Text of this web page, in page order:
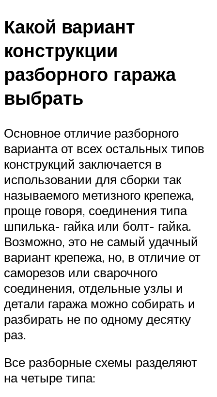
Какой вариант
конструкции
разборного гаража
выбрать
Основное отличие разборного
варианта от всех остальных типов
конструкций заключается в
использовании для сборки так
называемого метизного крепежа,
проще говоря, соединения типа
шпилька- гайка или болт- гайка.
Возможно, это не самый удачный
вариант крепежа, но, в отличие от
саморезов или сварочного
соединения, отдельные узлы и
детали гаража можно собирать и
разбирать не по одному десятку
раз.
Все разборные схемы разделяют
на четыре типа: